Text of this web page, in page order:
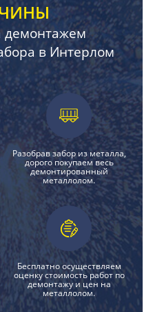
демонтажем
в Интерлом
Разобрав забор из металла,
дорого покупаем весь
демонтированный
металлолом.
Бесплатно осуществляем
оценку стоимость работ по
демонтажу и цен на
металлолом.